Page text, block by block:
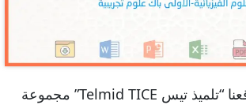
تجدون هنا في موقعنا “تلميذ تيس Telmid TICE” مجموعة